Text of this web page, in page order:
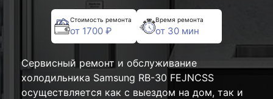
Стоимость ремонта
от 1700 ₽
Время ремонта
от 30 мин
Сервисный ремонт и обслуживание
холодильника Samsung RB-30 FEJNCSS
осуществляется как с выездом на дом, так и